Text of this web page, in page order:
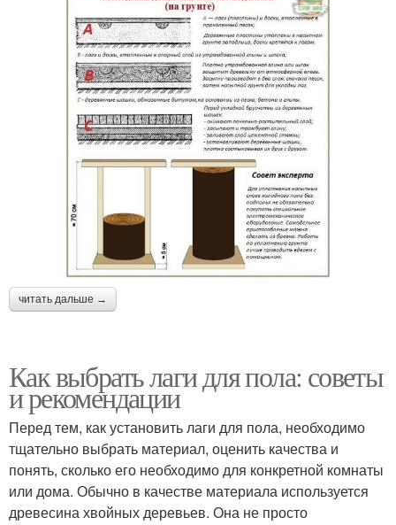
читать дальше →
Как выбрать лаги для пола: советы
и рекомендации
Перед тем, как установить лаги для пола, необходимо
тщательно выбрать материал, оценить качества и
понять, сколько его необходимо для конкретной комнаты
или дома. Обычно в качестве материала используется
древесина хвойных деревьев. Она не просто